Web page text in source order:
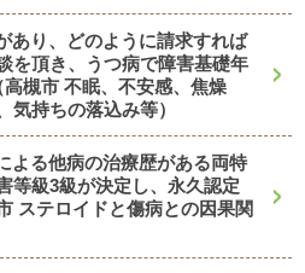
あり、どのように請求すれば
を頂き、うつ病で障害基礎年
槻市 不眠、不安感、焦燥
気持ちの落込み等）
よる他病の治療歴がある両特
等級3級が決定し、永久認定
ステロイドと傷病との因果関